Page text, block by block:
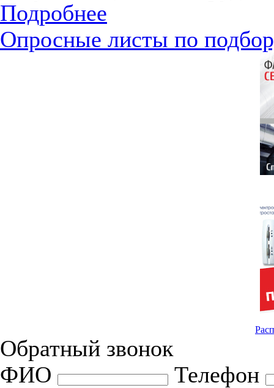
Подробнее
Опросные листы по
Обратный звонок
ФИО
Телефон